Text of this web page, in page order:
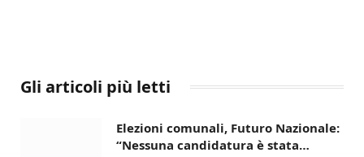
Gli articoli più letti
Elezioni comunali, Futuro Nazionale:
“Nessuna candidatura è stata